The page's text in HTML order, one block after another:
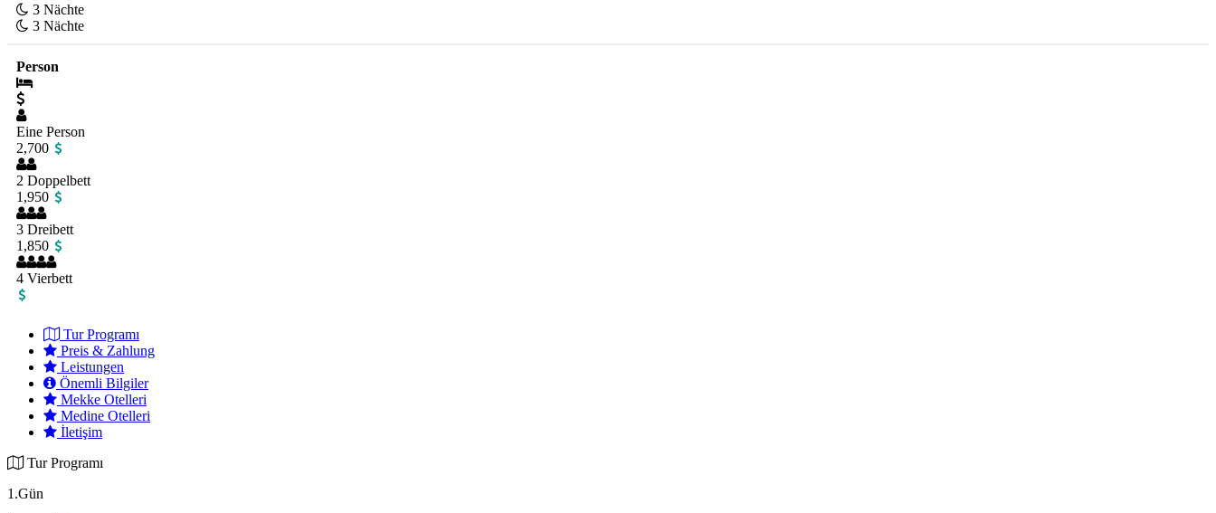
3 Nächte
3 Nächte
Person
Eine Person
2,700
2 Doppelbett
1,950
3 Dreibett
1,850
4 Vierbett
Tur Programı
Preis & Zahlung
Leistungen
Önemli Bilgiler
Mekke Otelleri
Medine Otelleri
İletişim
Tur Programı
1.Gün